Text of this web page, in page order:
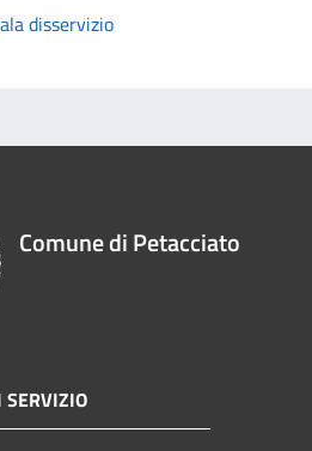
disservizio
Comune di Petacciato
SERVIZIO